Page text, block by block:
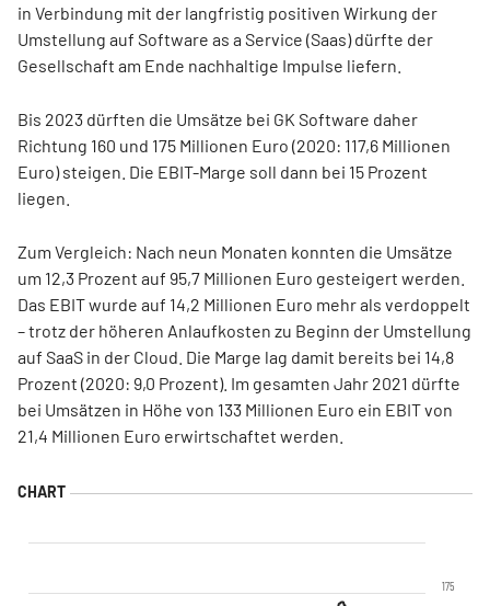
in Verbindung mit der langfristig positiven Wirkung der
Umstellung auf Software as a Service (Saas) dürfte der
Gesellschaft am Ende nachhaltige Impulse liefern.
Bis 2023 dürften die Umsätze bei GK Software daher
Richtung 160 und 175 Millionen Euro (2020: 117,6 Millionen
Euro) steigen. Die EBIT-Marge soll dann bei 15 Prozent
liegen.
Zum Vergleich: Nach neun Monaten konnten die Umsätze
um 12,3 Prozent auf 95,7 Millionen Euro gesteigert werden.
Das EBIT wurde auf 14,2 Millionen Euro mehr als verdoppelt
– trotz der höheren Anlaufkosten zu Beginn der Umstellung
auf SaaS in der Cloud. Die Marge lag damit bereits bei 14,8
Prozent (2020: 9,0 Prozent). Im gesamten Jahr 2021 dürfte
bei Umsätzen in Höhe von 133 Millionen Euro ein EBIT von
21,4 Millionen Euro erwirtschaftet werden.
175